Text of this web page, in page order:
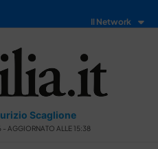
Il Network
Scaglione
- AGGIORNATO ALLE 15:38